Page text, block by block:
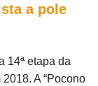
a pole
14ª etapa da
A “Pocono